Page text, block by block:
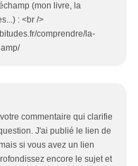
(mon livre, la
: <br />
comprendre/la-
commentaire qui clarifie
J'ai publié le lien de
si vous avez un lien
encore le sujet et